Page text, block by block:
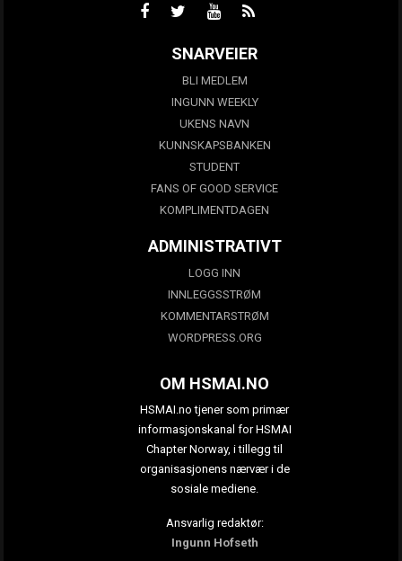
SNARVEIER
BLI MEDLEM
INGUNN WEEKLY
UKENS NAVN
KUNNSKAPSBANKEN
STUDENT
FANS OF GOOD SERVICE
KOMPLIMENTDAGEN
ADMINISTRATIVT
LOGG INN
INNLEGGSSTRØM
KOMMENTARSTRØM
WORDPRESS.ORG
OM HSMAI.NO
HSMAI.no tjener som primær
informasjonskanal for HSMAI
Chapter Norway, i tillegg til
organisasjonens nærvær i de
sosiale mediene.
Ansvarlig redaktør:
Ingunn Hofseth